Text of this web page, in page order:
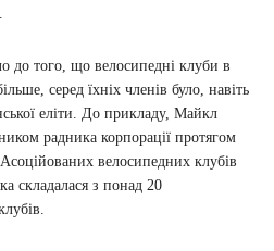
до того, що велосипедні клуби в
серед їхніх членів було, навіть
еліти. До прикладу, Майкл
радника корпорації протягом
велосипедних клубів
складалася з понад 20